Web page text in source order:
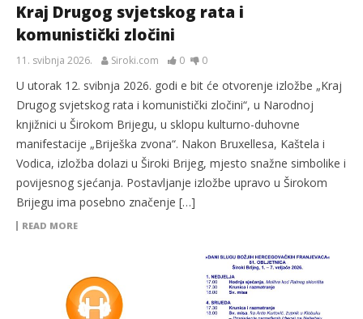
Kraj Drugog svjetskog rata i
komunistički zločini
11. svibnja 2026. Siroki.com 0 0
U utorak 12. svibnja 2026. godi e bit će otvorenje izložbe „Kraj
Drugog svjetskog rata i komunistički zločini“, u Narodnoj
knjižnici u Širokom Brijegu, u sklopu kulturno-duhovne
manifestacije „Briješka zvona“. Nakon Bruxellesa, Kaštela i
Vodica, izložba dolazi u Široki Brijeg, mjesto snažne simbolike i
povijesnog sjećanja. Postavljanje izložbe upravo u Širokom
Brijegu ima posebno značenje […]
READ MORE